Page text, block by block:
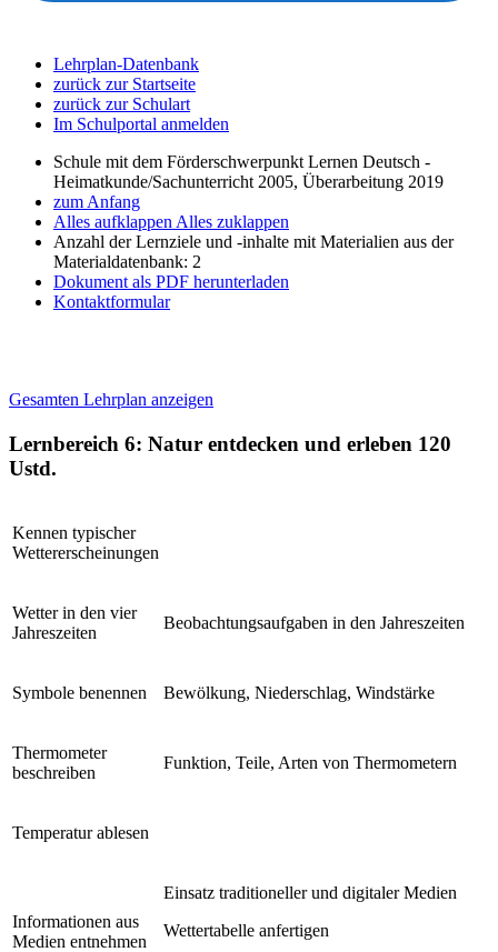
Lehrplan-Datenbank
zurück zur Startseite
zurück zur Schulart
Im Schulportal anmelden
Schule mit dem Förderschwerpunkt Lernen Deutsch -
Heimatkunde/Sachunterricht 2005, Überarbeitung 2019
zum Anfang
Alles aufklappen Alles zuklappen
Anzahl der Lernziele und -inhalte mit Materialien aus der
Materialdatenbank: 2
Dokument als PDF herunterladen
Kontaktformular
Gesamten Lehrplan anzeigen
Lernbereich 6: Natur entdecken und erleben 120
Ustd.
Kennen typischer
Wettererscheinungen
Wetter in den vier
Jahreszeiten
Beobachtungsaufgaben in den Jahreszeiten
Symbole benennen Bewölkung, Niederschlag, Windstärke
Thermometer
beschreiben
Funktion, Teile, Arten von Thermometern
Temperatur ablesen
Informationen aus
Medien entnehmen
Einsatz traditioneller und digitaler Medien
Wettertabelle anfertigen